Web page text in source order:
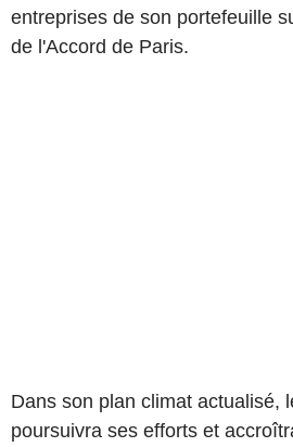
entreprises de son portefeuille
de l'Accord de Paris.
Dans son plan climat actualisé,
poursuivra ses efforts et